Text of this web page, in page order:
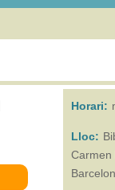
Horari:
Lloc:
Carmen